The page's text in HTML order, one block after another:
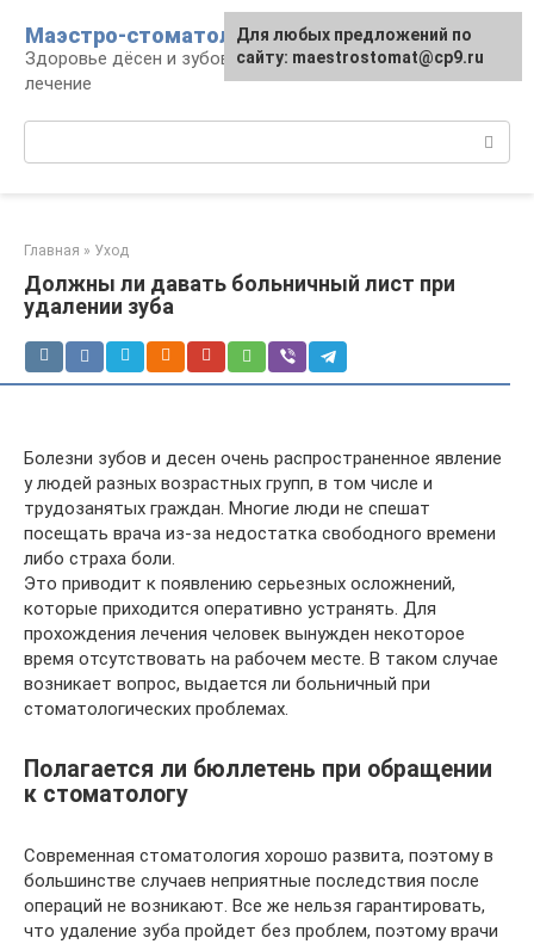
контенту
Маэстро-стоматолог
Здоровье дёсен и зубов, диагностика и
лечение
Главная » Уход
Должны ли давать больничный лист при
удалении зуба
Болезни зубов и десен очень распространенное явление
у людей разных возрастных групп, в том числе и
трудозанятых граждан. Многие люди не спешат
посещать врача из-за недостатка свободного времени
либо страха боли.
Это приводит к появлению серьезных осложнений,
которые приходится оперативно устранять. Для
прохождения лечения человек вынужден некоторое
время отсутствовать на рабочем месте. В таком случае
возникает вопрос, выдается ли больничный при
стоматологических проблемах.
Полагается ли бюллетень при обращении
к стоматологу
Современная стоматология хорошо развита, поэтому в
большинстве случаев неприятные последствия после
операций не возникают. Все же нельзя гарантировать,
что удаление зуба пройдет без проблем, поэтому врачи
Для любых предложений по
сайту: maestrostomat@cp9.ru